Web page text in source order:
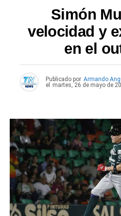
Simón
velocidad y
en el
Publicado por Armando
el
martes, 26 de mayo de